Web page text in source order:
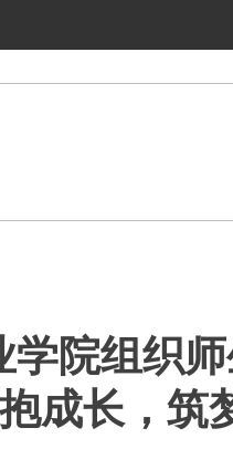
院组织
成长，筑